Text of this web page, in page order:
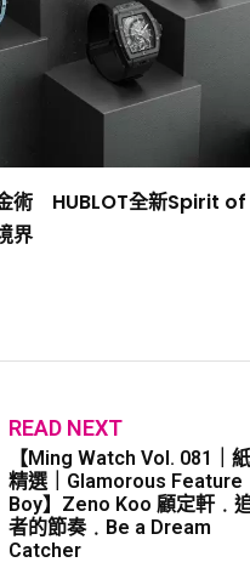
術 HUBLOT全新Spirit
界
READ NEXT
【Ming Watch Vol. 081｜
精選｜Glamorous Feature
Boy】Zeno Koo 顧定軒﹒
者的節奏﹒Be a Dream
Catcher